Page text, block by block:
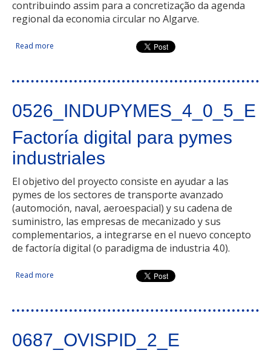
contribuindo assim para a concretização da agenda
regional da economia circular no Algarve.
Read more about Economia Circular e Resíduos de Sabonetes de
0526_INDUPYMES_4_0_5_E
Factoría digital para pymes
industriales
El objetivo del proyecto consiste en ayudar a las
pymes de los sectores de transporte avanzado
(automoción, naval, aeroespacial) y su cadena de
suministro, las empresas de mecanizado y sus
complementarios, a integrarse en el nuevo concepto
de factoría digital (o paradigma de industria 4.0).
Read more about Factoría digital para pymes industriales
0687_OVISPID_2_E